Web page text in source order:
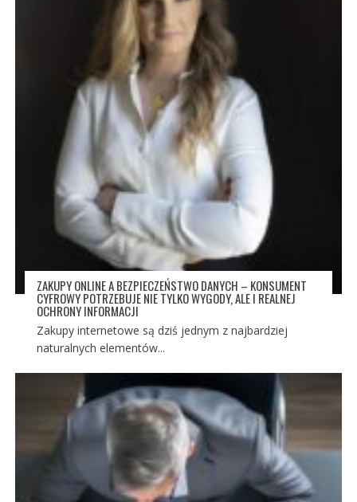
ZAKUPY ONLINE A BEZPIECZEŃSTWO DANYCH – KONSUMENT
CYFROWY POTRZEBUJE NIE TYLKO WYGODY, ALE I REALNEJ
OCHRONY INFORMACJI
Zakupy internetowe są dziś jednym z najbardziej
naturalnych elementów...